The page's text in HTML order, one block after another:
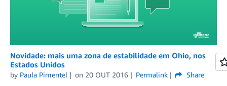
Novidade: mais uma zona de estabilidade em Ohio, nos
Estados Unidos
by Paula Pimentel on 20 OUT 2016 Permalink
Share